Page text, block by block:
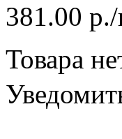
381.00 р./
Товара